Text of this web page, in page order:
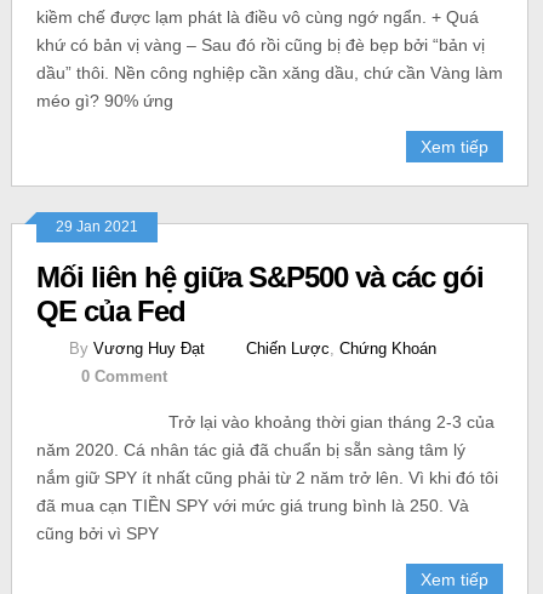
kiềm chế được lạm phát là điều vô cùng ngớ ngẩn. + Quá
khứ có bản vị vàng – Sau đó rồi cũng bị đè bẹp bởi “bản vị
dầu” thôi. Nền công nghiệp cần xăng dầu, chứ cần Vàng làm
méo gì? 90% ứng
Xem tiếp
29 Jan 2021
Mối liên hệ giữa S&P500 và các gói
QE của Fed
By Vương Huy Đạt Chiến Lược Chứng Khoán
0 Comment
Trở lại vào khoảng thời gian tháng 2-3 của
năm 2020. Cá nhân tác giả đã chuẩn bị sẵn sàng tâm lý
nắm giữ SPY ít nhất cũng phải từ 2 năm trở lên. Vì khi đó tôi
đã mua cạn TIỀN SPY với mức giá trung bình là 250. Và
cũng bởi vì SPY
Xem tiếp